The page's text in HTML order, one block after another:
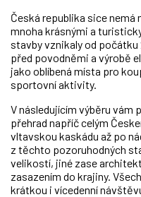
Česká republika sice
mnoha krásnými a
stavby vznikaly od
před povodněmi a výrobě
jako oblíbená místa pro
sportovní aktivity.
V následujícím výběru vám
přehrad napříč celým
vltavskou kaskádu až po
z těchto pozoruhodných
velikostí, jiné zase
zasazením do krajiny.
krátkou i vícedenní